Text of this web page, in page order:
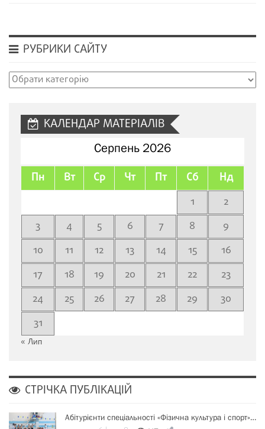
РУБРИКИ САЙТУ
Рубрики
КАЛЕНДАР МАТЕРІАЛІВ
Серпень 2026
Пн Вт Ср Чт Пт Сб Нд
1
2
3
4 5 6 7 8
9
10
11 12 13 14 15
16
17
18 19 20 21 22
23
24
25 26 27 28 29
30
31
« Лип
СТРІЧКА ПУБЛІКАЦІЙ
Абітурієнти спеціальності «Фізична культура і спорт»…